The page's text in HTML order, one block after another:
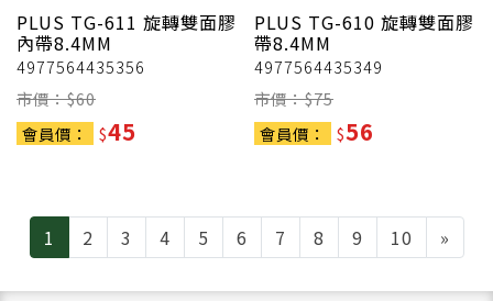
PLUS TG-611 旋轉雙面膠
內帶8.4MM
4977564435356
市價：$60
會員價：
$45
PLUS TG-610 旋轉雙面膠
帶8.4MM
4977564435349
市價：$75
會員價：
$56
1 2 3 4 5 6 7 8 9 10 »